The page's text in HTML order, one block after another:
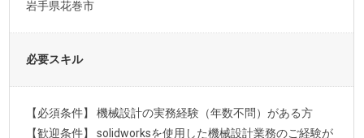
岩手県花巻市
必要スキル
【必須条件】 機械設計の実務経験（年数不問）がある方
【歓迎条件】 solidworksを使用した機械設計業務のご経験が